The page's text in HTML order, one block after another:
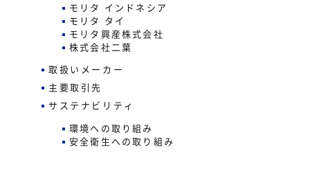
モリタ インドネシア
モリタ タイ
モリタ興産株式会社
株式会社二葉
取扱いメーカー
主要取引先
サステナビリティ
環境への取り組み
安全衛生への取り組み